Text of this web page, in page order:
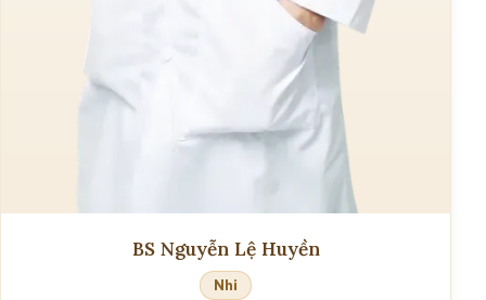
BS Nguyễn Lệ Huyền
Nhi